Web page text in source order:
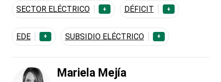
SECTOR ELÉCTRICO + DÉFICIT +
EDE + SUBSIDIO ELÉCTRICO +
Mariela Mejía